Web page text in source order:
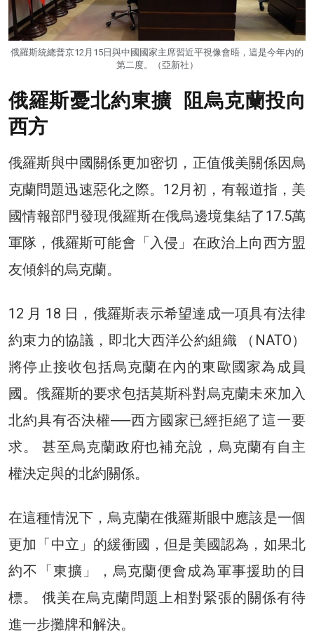
俄羅斯統總普京12月15日與中國國家主席習近平視像會晤，這是今年內的
第二度。（亞新社）
俄羅斯憂北約東擴 阻烏克蘭投向
西方
俄羅斯與中國關係更加密切，正值俄美關係因烏
克蘭問題迅速惡化之際。12月初，有報道指，美
國情報部門發現俄羅斯在俄烏邊境集結了17.5萬
軍隊，俄羅斯可能會「入侵」在政治上向西方盟
友傾斜的烏克蘭。
12 月 18 日，俄羅斯表示希望達成一項具有法律
約束力的協議，即北大西洋公約組織 （NATO）
將停止接收包括烏克蘭在內的東歐國家為成員
國。俄羅斯的要求包括莫斯科對烏克蘭未來加入
北約具有否決權──西方國家已經拒絕了這一要
求。 甚至烏克蘭政府也補充說，烏克蘭有自主
權決定與的北約關係。
在這種情況下，烏克蘭在俄羅斯眼中應該是一個
更加「中立」的緩衝國，但是美國認為，如果北
約不「東擴」，烏克蘭便會成為軍事援助的目
標。 俄美在烏克蘭問題上相對緊張的關係有待
進一步攤牌和解決。